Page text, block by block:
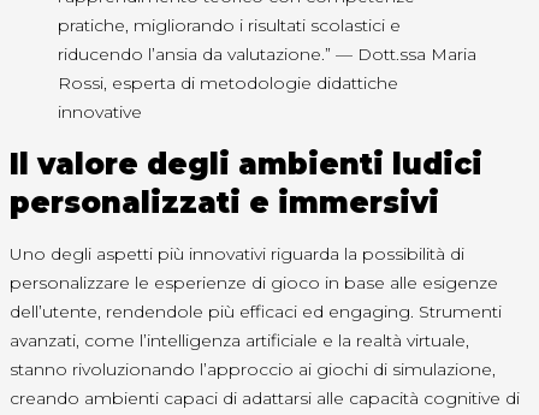
pratiche, migliorando i risultati scolastici e
riducendo l’ansia da valutazione.” — Dott.ssa Maria
Rossi, esperta di metodologie didattiche
innovative
Il valore degli ambienti ludici
personalizzati e immersivi
Uno degli aspetti più innovativi riguarda la possibilità di
personalizzare le esperienze di gioco in base alle esigenze
dell’utente, rendendole più efficaci ed engaging. Strumenti
avanzati, come l’intelligenza artificiale e la realtà virtuale,
stanno rivoluzionando l’approccio ai giochi di simulazione,
creando ambienti capaci di adattarsi alle capacità cognitive di